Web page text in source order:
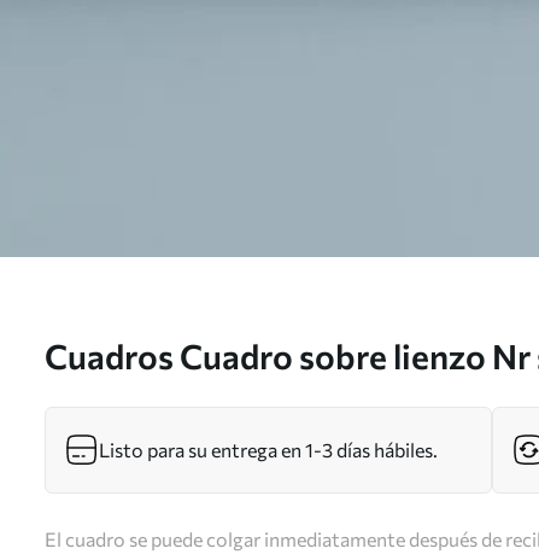
Cuadros Cuadro sobre lienzo Nr
Listo para su entrega en 1-3 días hábiles.
El cuadro se puede colgar inmediatamente después de